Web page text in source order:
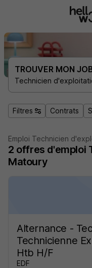
TROUVER MON
Technicien
Filtres Contrats
Emploi Technicien
2 offres d'emploi
Matoury
Alternance -
Technicienne
Htb H/F
EDF